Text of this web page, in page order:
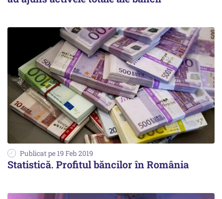
Publicat pe 19 Feb 2019
Statistică. Profitul băncilor în România